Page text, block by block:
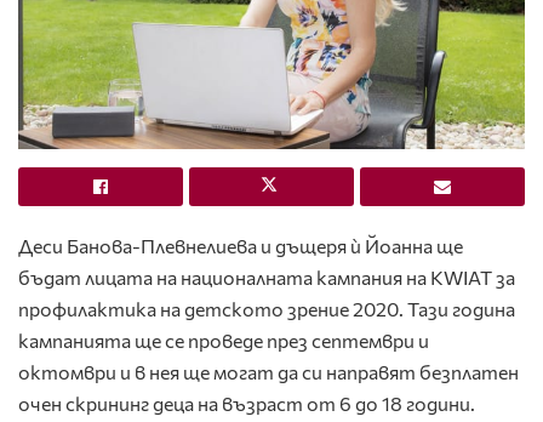
Деси Банова-Плевнелиева и дъщеря ѝ Йоанна ще
бъдат лицата на националнатa кампания на KWIAT за
профилактика на детското зрение 2020. Тази година
кампанията ще се проведе през септември и
октомври и в нея ще могат да си направят безплатен
очен скрининг деца на възраст от 6 до 18 години.